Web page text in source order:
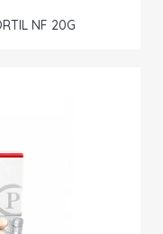
NF 20G